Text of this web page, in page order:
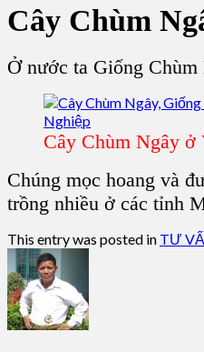
Cây Chùm
Ở nước ta Giống
Cây Chùm Ngây ở
Chúng mọc hoang và
trồng nhiều ở các tỉnh
This entry was posted in TƯ